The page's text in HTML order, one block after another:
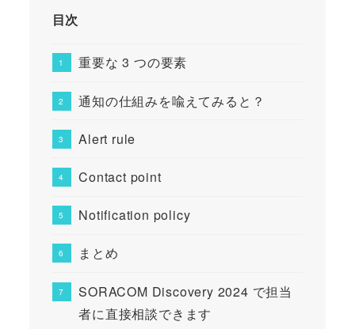
目次
重要な 3 つの要素
通知の仕組みを喩えてみると？
Alert rule
Contact point
Notification policy
まとめ
SORACOM Discovery 2024 で担当
者に直接相談できます